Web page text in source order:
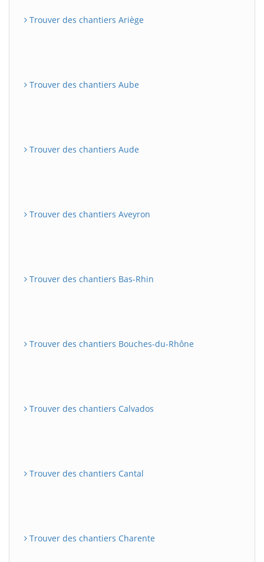
Trouver des chantiers Ariège
Trouver des chantiers Aube
Trouver des chantiers Aude
Trouver des chantiers Aveyron
Trouver des chantiers Bas-Rhin
Trouver des chantiers Bouches-du-Rhône
Trouver des chantiers Calvados
Trouver des chantiers Cantal
Trouver des chantiers Charente